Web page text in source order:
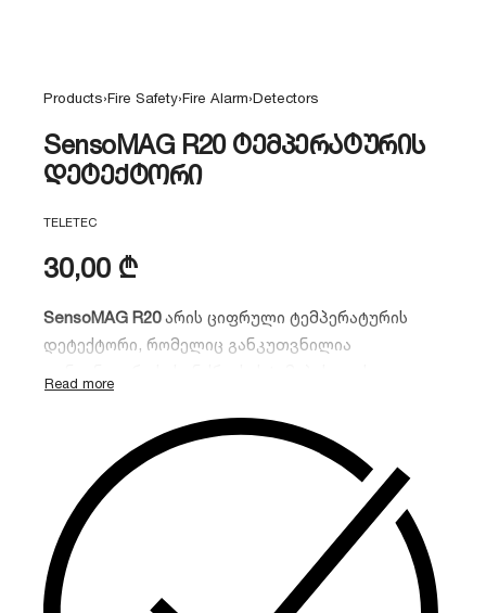
Products›Fire Safety›Fire Alarm›Detectors
SensoMAG R20 ტემპერატურის
დეტექტორი
TELETEC
30,00 ₾
SensoMAG R20არის ციფრული ტემპერატურის
დეტექტორი, რომელიც განკუთვნილია
გარემოში ტემპერატურა მკვეთრად იმატებს
მოკლე დროში ან აღწევს ფიქსირებულ ზღვარს
(A1R კლასი).
ტიპი:
ტემპერატურის მატების სიჩქარის (Rate-
A1R (EN54-5 სტანდარტი).